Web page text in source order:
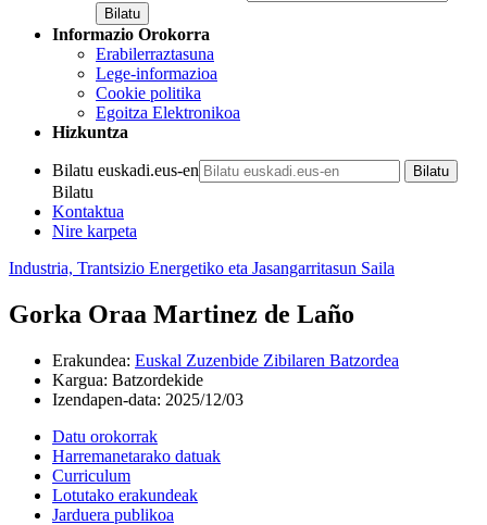
Informazio Orokorra
Erabilerraztasuna
Lege-informazioa
Cookie politika
Egoitza Elektronikoa
Hizkuntza
Bilatu euskadi.eus-en
Bilatu
Kontaktua
Nire karpeta
Industria, Trantsizio Energetiko eta Jasangarritasun Saila
Gorka Oraa Martinez de Laño
Erakundea: Euskal Zuzenbide Zibilaren Batzordea
Kargua: Batzordekide
Izendapen-data: 2025/12/03
Datu orokorrak
Harremanetarako datuak
Curriculum
Lotutako erakundeak
Jarduera publikoa